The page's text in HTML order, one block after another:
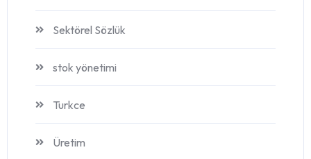
Sektörel Sözlük
stok yönetimi
Turkce
Üretim